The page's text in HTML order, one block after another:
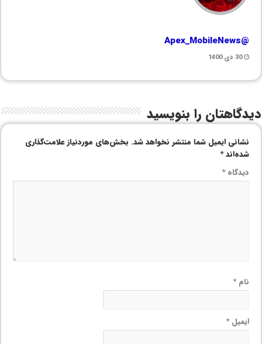
@Apex_MobileNews
30 دی 1400
دیدگاهتان را بنویسید
نشانی ایمیل شما منتشر نخواهد شد. بخش‌های موردنیاز علامت‌گذاری
شده‌اند*
دیدگاه*
نام*
ایمیل*